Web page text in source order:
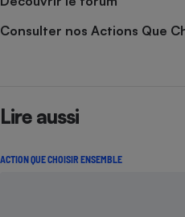
Consulter nos Actions Que
Lire aussi
ACTION QUE CHOISIR ENSEMBLE